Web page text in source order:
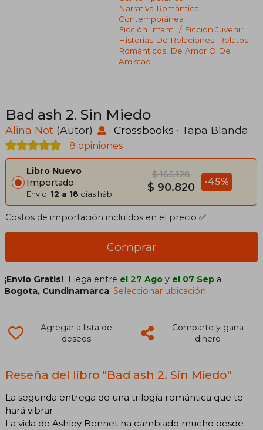
Narrativa Romántica
Contemporánea
Ficción Infantil / Ficción Juvenil:
Historias De Relaciones: Relatos
Románticos, De Amor O De
Amistad
Bad ash 2. Sin Miedo
Alina Not (Autor) · Crossbooks · Tapa Blanda
8 opiniones
Libro Nuevo
Importado
Envío: 12 a 18 días háb.
$ 165.128
$ 90.820 -45%
Costos de importación incluídos en el precio ✅
Comprar
¡Envío Gratis! Llega entre el 27 Ago y el 07 Sep a
Bogota, Cundinamarca.Seleccionar ubicación
Agregar a lista de
deseos
Comparte y gana
dinero
Reseña del libro "Bad ash 2. Sin Miedo"
La segunda entrega de una trilogía romántica que te
hará vibrar
La vida de Ashley Bennet ha cambiado mucho desde